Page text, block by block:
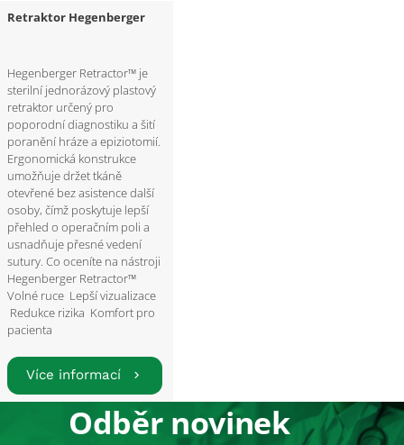
Retraktor Hegenberger
Hegenberger Retractor™ je
sterilní jednorázový plastový
retraktor určený pro
poporodní diagnostiku a šití
poranění hráze a epiziotomií.
Ergonomická konstrukce
umožňuje držet tkáně
otevřené bez asistence další
osoby, čímž poskytuje lepší
přehled o operačním poli a
usnadňuje přesné vedení
sutury. Co oceníte na nástroji
Hegenberger Retractor™
Volné ruce Lepší vizualizace
Redukce rizika Komfort pro
pacienta
Více informací
Odběr novinek